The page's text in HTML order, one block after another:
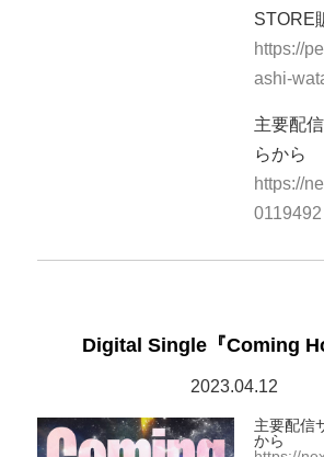
STORE
https://
ashi-
主要配
らから
https://
0119492
Digital Single『Coming
2023.04.12
主要配信
から